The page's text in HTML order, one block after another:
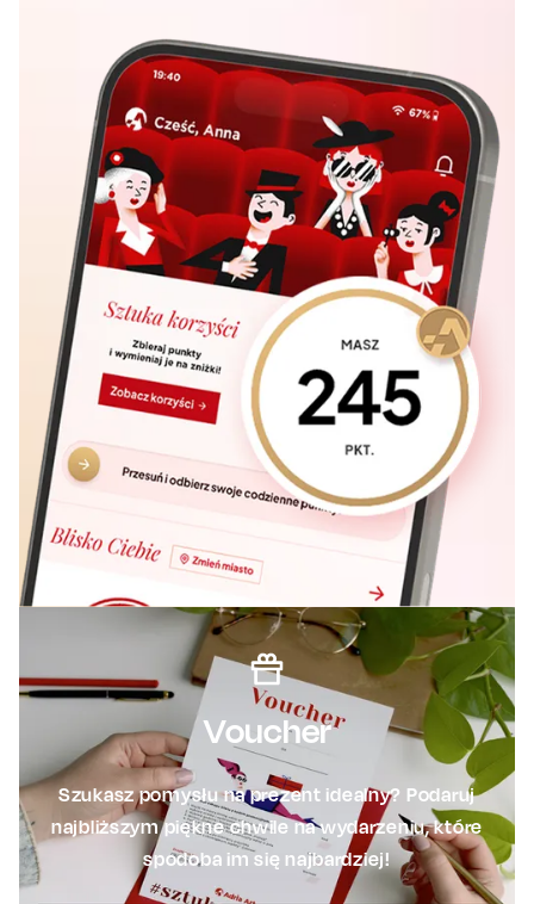
Voucher
Szukasz pomysłu na prezent idealny? Podaruj
najbliższym piękne chwile na wydarzeniu, które
spodoba im się najbardziej!